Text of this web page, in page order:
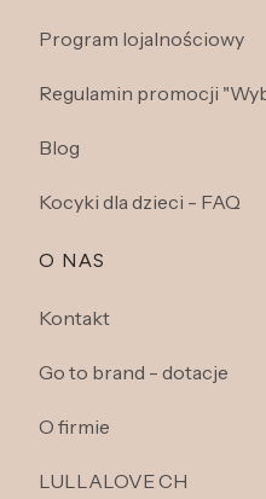
Program lojalnościowy
Regulamin promocji
Blog
Kocyki dla dzieci - FAQ
O NAS
Kontakt
Go to brand - dotacje
O firmie
LULLALOVE CH